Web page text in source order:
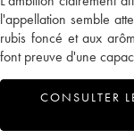
l'appellation semble
rubis foncé et aux
font preuve d'une
CONSULTER